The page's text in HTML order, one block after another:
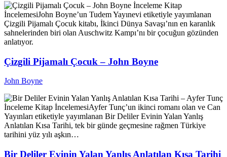
İnceleme Kitap
İncelemesiJohn Boyne’un Tudem Yayınevi etiketiyle yayımlanan
Çizgili Pijamalı Çocuk kitabı, İkinci Dünya Savaşı’nın en karanlık
sahnelerinden biri olan Auschwitz Kampı’nı bir çocuğun gözünden
anlatıyor.
Çizgili Pijamalı Çocuk – John Boyne
John Boyne
İnceleme Kitap İncelemesiAyfer Tunç’un ikinci romanı olan ve Can
Yayınları etiketiyle yayımlanan Bir Deliler Evinin Yalan Yanlış
Anlatılan Kısa Tarihi, tek bir günde geçmesine rağmen Türkiye
tarihini yüz yılı aşkın…
Bir Deliler Evinin Yalan Yanlış Anlatılan Kısa Tarihi